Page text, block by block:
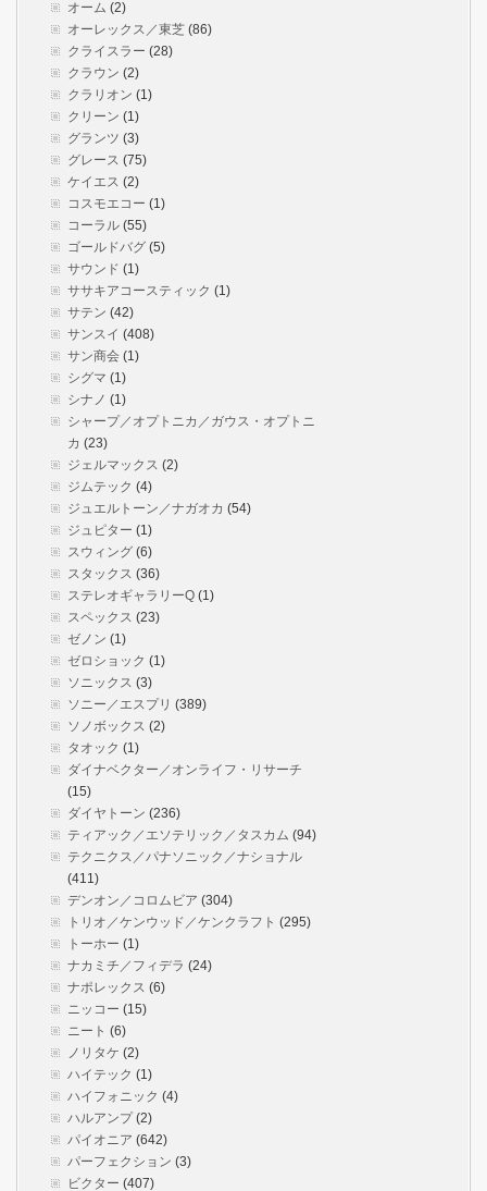
オーム (2)
オーレックス／東芝 (86)
クライスラー (28)
クラウン (2)
クラリオン (1)
クリーン (1)
グランツ (3)
グレース (75)
ケイエス (2)
コスモエコー (1)
コーラル (55)
ゴールドバグ (5)
サウンド (1)
ササキアコースティック (1)
サテン (42)
サンスイ (408)
サン商会 (1)
シグマ (1)
シナノ (1)
シャープ／オプトニカ／ガウス・オプトニ
カ (23)
ジェルマックス (2)
ジムテック (4)
ジュエルトーン／ナガオカ (54)
ジュピター (1)
スウィング (6)
スタックス (36)
ステレオギャラリーQ (1)
スペックス (23)
ゼノン (1)
ゼロショック (1)
ソニックス (3)
ソニー／エスプリ (389)
ソノボックス (2)
タオック (1)
ダイナベクター／オンライフ・リサーチ
(15)
ダイヤトーン (236)
ティアック／エソテリック／タスカム (94)
テクニクス／パナソニック／ナショナル
(411)
デンオン／コロムビア (304)
トリオ／ケンウッド／ケンクラフト (295)
トーホー (1)
ナカミチ／フィデラ (24)
ナポレックス (6)
ニッコー (15)
ニート (6)
ノリタケ (2)
ハイテック (1)
ハイフォニック (4)
ハルアンプ(2)
パイオニア (642)
パーフェクション (3)
ビクター (407)